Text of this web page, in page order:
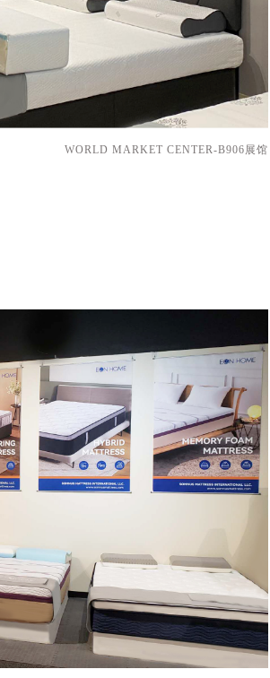
WORLD MARKET CENTER-B906展馆